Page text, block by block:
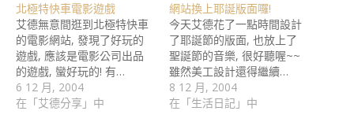
北極特快車電影遊戲
艾德無意間逛到北極特快車
的電影網站, 發現了好玩的
遊戲, 應該是電影公司出品
的遊戲, 蠻好玩的! 有…
6 12 月, 2004
在「艾德分享」中
網站換上耶誕版面囉!
今天艾德花了一點時間設計
了耶誕節的版面, 也放上了
聖誕節的音樂, 很好聽喔~~
雖然美工設計還得繼續…
8 12 月, 2004
在「生活日記」中